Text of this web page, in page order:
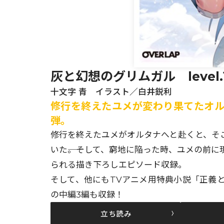
灰と幻想のグリムガル
十文字 青 イラスト／白井鋭利
修行を終えたユメが変わり果てたオ
弾。
修行を終えたユメがオルタナへと赴くと、
いた――。そして、窮地に陥った時、ユメの
られる描き下ろしエピソード収録。
そして、他にもTVアニメ用特典小説「正義
の中編3編も収録！
立ち読み